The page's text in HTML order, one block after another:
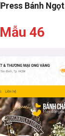
Bánh Ngọt
Mẫu 46